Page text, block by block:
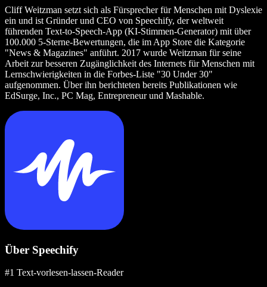
Cliff Weitzman setzt sich als Fürsprecher für Menschen mit Dyslexie
ein und ist Gründer und CEO von Speechify, der weltweit
führenden Text‑to‑Speech‑App (KI‑Stimmen‑Generator) mit über
100.000 5‑Sterne‑Bewertungen, die im App Store die Kategorie
"News & Magazines" anführt. 2017 wurde Weitzman für seine
Arbeit zur besseren Zugänglichkeit des Internets für Menschen mit
Lernschwierigkeiten in die Forbes‑Liste "30 Under 30"
aufgenommen. Über ihn berichteten bereits Publikationen wie
EdSurge, Inc., PC Mag, Entrepreneur und Mashable.
Über Speechify
#1 Text-vorlesen-lassen-Reader